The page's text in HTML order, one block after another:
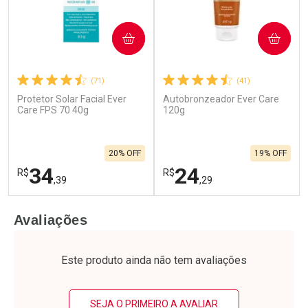
(71)
Protetor Solar Facial Ever
Care FPS 70 40g
R$34,39
20% OFF
COMPRAR
Laboratório
Por Menos
(41)
Autobronzeador Ever Care
120g
R$24,29
19% OFF
COMPRAR
Laboratório
Por Menos
Avaliações
Este produto ainda não tem avaliações
SEJA O PRIMEIRO A AVALIAR